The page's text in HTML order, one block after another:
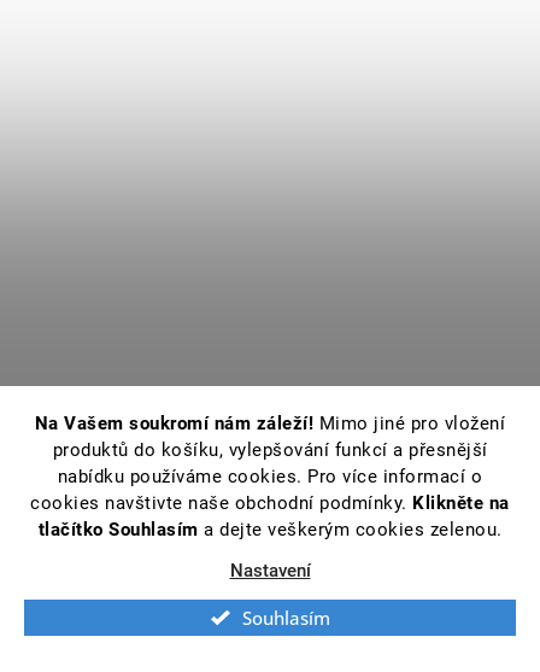
Na Vašem soukromí nám záleží! Mimo jiné pro vložení
produktů do košíku, vylepšování funkcí a přesnější
nabídku používáme cookies. Pro více informací o
cookies navštivte naše obchodní podmínky. Klikněte na
tlačítko Souhlasím a dejte veškerým cookies zelenou.
Nastavení
Souhlasím